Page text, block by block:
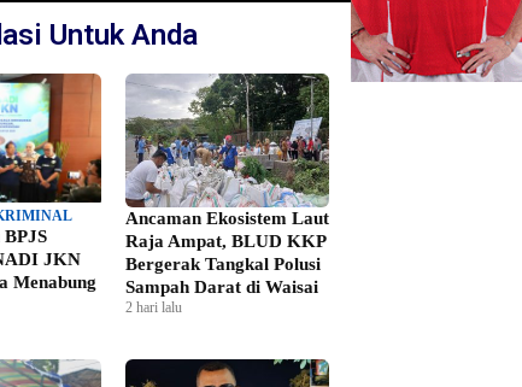
Untuk Anda
JKN
Menabung
Ancaman Ekosistem Laut
Raja Ampat, BLUD KKP
Bergerak Tangkal Polusi
Sampah Darat di Waisai
2 hari lalu